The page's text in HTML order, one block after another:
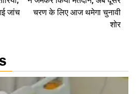
जांच
चरण के लिए आज थमेगा चुनावी
शोर